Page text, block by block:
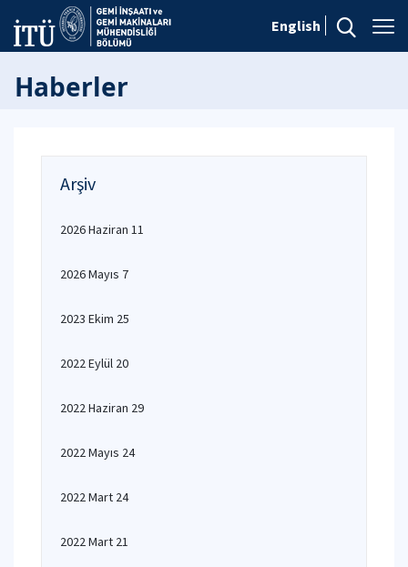
English
Haberler
Arşiv
2026 Haziran 11
2026 Mayıs 7
2023 Ekim 25
2022 Eylül 20
2022 Haziran 29
2022 Mayıs 24
2022 Mart 24
2022 Mart 21